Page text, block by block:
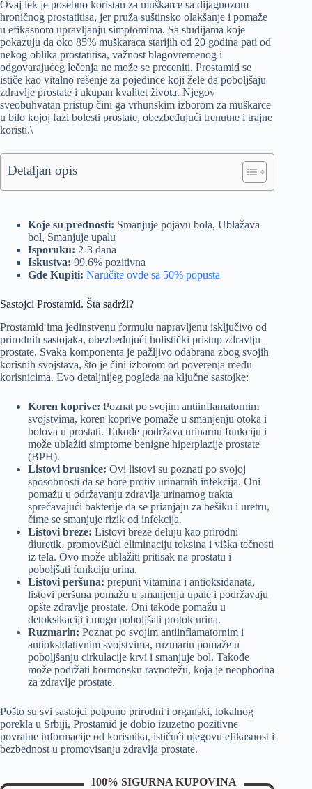
Ovaj lek je posebno koristan za muškarce sa dijagnozom
hroničnog prostatitisa, jer pruža suštinsko olakšanje i pomaže
u efikasnom upravljanju simptomima. Sa studijama koje
pokazuju da oko 85% muškaraca starijih od 20 godina pati od
nekog oblika prostatitisa, važnost blagovremenog i
odgovarajućeg lečenja ne može se preceniti. Prostamid se
ističe kao vitalno rešenje za pojedince koji žele da poboljšaju
zdravlje prostate i ukupan kvalitet života. Njegov
sveobuhvatan pristup čini ga vrhunskim izborom za muškarce
u bilo kojoj fazi bolesti prostate, obezbeđujući trenutne i trajne
koristi.\
Detaljan opis
Koje su prednosti: Smanjuje pojavu bola, Ublažava
bol, Smanjuje upalu
Isporuku: 2-3 dana
Iskustva: 99.6% pozitivna
Gde Kupiti: Naručite ovde sa 50% popusta
Sastojci Prostamid. Šta sadrži?
Prostamid ima jedinstvenu formulu napravljenu isključivo od
prirodnih sastojaka, obezbeđujući holistički pristup zdravlju
prostate. Svaka komponenta je pažljivo odabrana zbog svojih
korisnih svojstava, što je čini izborom od poverenja među
korisnicima. Evo detaljnijeg pogleda na ključne sastojke:
Koren koprive: Poznat po svojim antiinflamatornim
svojstvima, koren koprive pomaže u smanjenju otoka i
bolova u prostati. Takođe podržava urinarnu funkciju i
može ublažiti simptome benigne hiperplazije prostate
(BPH).
Listovi brusnice: Ovi listovi su poznati po svojoj
sposobnosti da se bore protiv urinarnih infekcija. Oni
pomažu u održavanju zdravlja urinarnog trakta
sprečavajući bakterije da se prianjaju za bešiku i uretru,
čime se smanjuje rizik od infekcija.
Listovi breze: Listovi breze deluju kao prirodni
diuretik, promovišući eliminaciju toksina i viška tečnosti
iz tela. Ovo može ublažiti pritisak na prostatu i
poboljšati funkciju urina.
Listovi peršuna: prepuni vitamina i antioksidanata,
listovi peršuna pomažu u smanjenju upale i podržavaju
opšte zdravlje prostate. Oni takođe pomažu u
detoksikaciji i mogu poboljšati protok urina.
Ruzmarin: Poznat po svojim antiinflamatornim i
antioksidativnim svojstvima, ruzmarin pomaže u
poboljšanju cirkulacije krvi i smanjuje bol. Takođe
može podržati hormonsku ravnotežu, koja je neophodna
za zdravlje prostate.
Pošto su svi sastojci potpuno prirodni i organski, lokalnog
porekla u Srbiji, Prostamid je dobio izuzetno pozitivne
povratne informacije od korisnika, ističući njegovu efikasnost i
bezbednost u promovisanju zdravlja prostate.
100% SIGURNA KUPOVINA